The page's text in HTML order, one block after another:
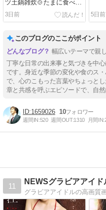
ツ土鍋雑炊🍲たまに食べた
いカヌレ・お洒落なお店の
デザートアイス画像・季節
3日前 5日前
このブログのここがポイント
幅広いテーマで親
丁寧な日常の出来事と気づきを中
です。身近な季節の変化や食のス
で、心のこもった言葉やちょっと
章と共感を呼ぶエピソードで、自
1659026 10
週間IN:520 週間OUT:1310 月間IN:
11
NEWSグラビアアイド
グラビアアイドルの高画質